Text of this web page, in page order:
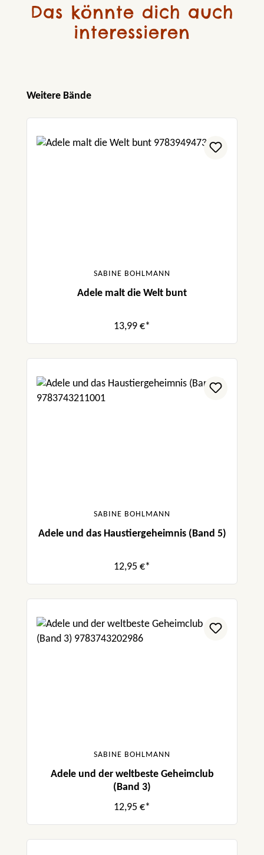
Das könnte dich auch
interessieren
Produktgalerie überspringen
Weitere Bände
SABINE BOHLMANN
Adele malt die Welt bunt
13,99 €*
SABINE BOHLMANN
Adele und das Haustiergeheimnis (Band 5)
12,95 €*
SABINE BOHLMANN
Adele und der weltbeste Geheimclub
(Band 3)
12,95 €*